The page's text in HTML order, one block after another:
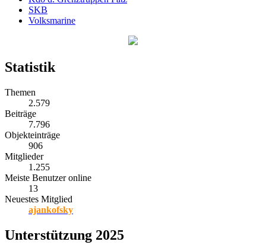
SKB
Volksmarine
Statistik
Themen
2.579
Beiträge
7.796
Objekteinträge
906
Mitglieder
1.255
Meiste Benutzer online
13
Neuestes Mitglied
ajankofsky
Unterstützung 2025